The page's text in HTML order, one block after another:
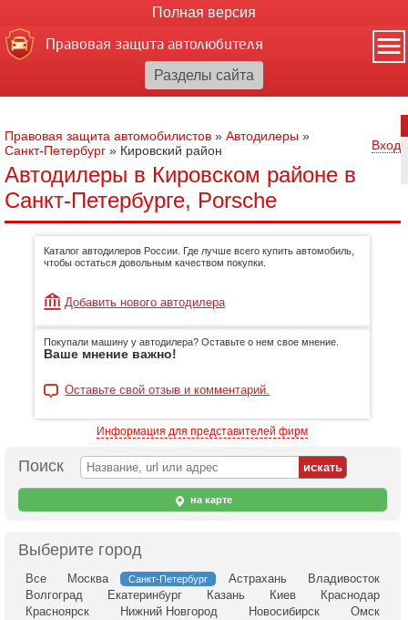
Полная версия
Правовая защита автолюбителя
Правовая защита автомобилистов » Автодилеры »
Санкт-Петербург » Кировский район Вход
Автодилеры в Кировском районе в
Санкт-Петербурге, Porsche
Каталог автодилеров России. Где лучше всего купить автомобиль,
чтобы остаться довольным качеством покупки.
Добавить нового автодилера
Покупали машину у автодилера? Оставьте о нем свое мнение.
Ваше мнение важно!
Оставьте свой отзыв и комментарий.
Информация для представителей фирм
Поиск
на карте
Выберите город
Все Москва Санкт-Петербург Астрахань
Владивосток
Волгоград
Екатеринбург Казань Киев
Краснодар
Красноярск
Нижний Новгород Новосибирск
Омск